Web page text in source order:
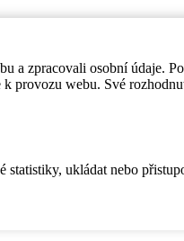
a zpracovali osobní údaje.
k provozu webu. Své
ukládat nebo